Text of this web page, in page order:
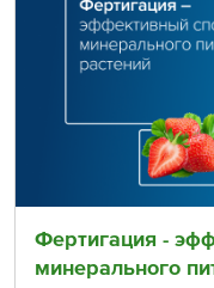
Фертигация -
минерального